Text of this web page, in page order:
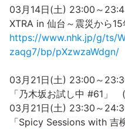
03月14日(土) 23:00～
XTRA in 仙台～震災から15
https://www.nhk.jp/g/ts/
zaqg7/bp/pXzwzaWdgn/
03月21日(土) 23:00～
「乃木坂お試し中 #61」
03月21日(土) 23:30～
「Spicy Sessions with